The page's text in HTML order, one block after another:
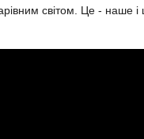
світом. Це - наше і